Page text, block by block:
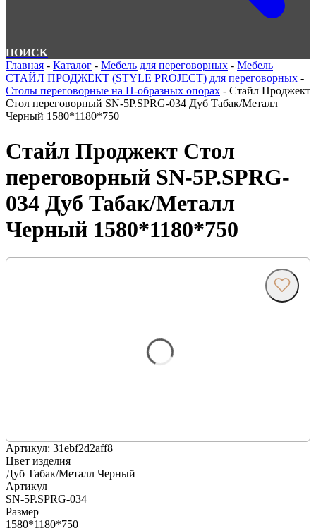
ПОИСК
Главная - Каталог - Мебель для переговорных - Мебель
СТАЙЛ ПРОДЖЕКТ (STYLE PROJECT) для переговорных -
Столы переговорные на П-образных опорах - Стайл Проджект
Стол переговорный SN-5P.SPRG-034 Дуб Табак/Металл
Черный 1580*1180*750
Стайл Проджект Стол
переговорный SN-5P.SPRG-
034 Дуб Табак/Металл
Черный 1580*1180*750
Артикул: 31ebf2d2aff8
Цвет изделия
Дуб Табак/Металл Черный
Артикул
SN-5P.SPRG-034
Размер
1580*1180*750